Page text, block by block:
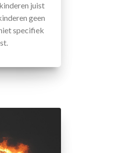
juist
geen
specifiek